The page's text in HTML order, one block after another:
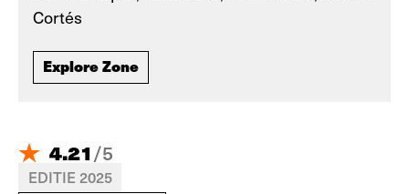
Cortés
Explore Zone
4.21/5
EDITIE 2025